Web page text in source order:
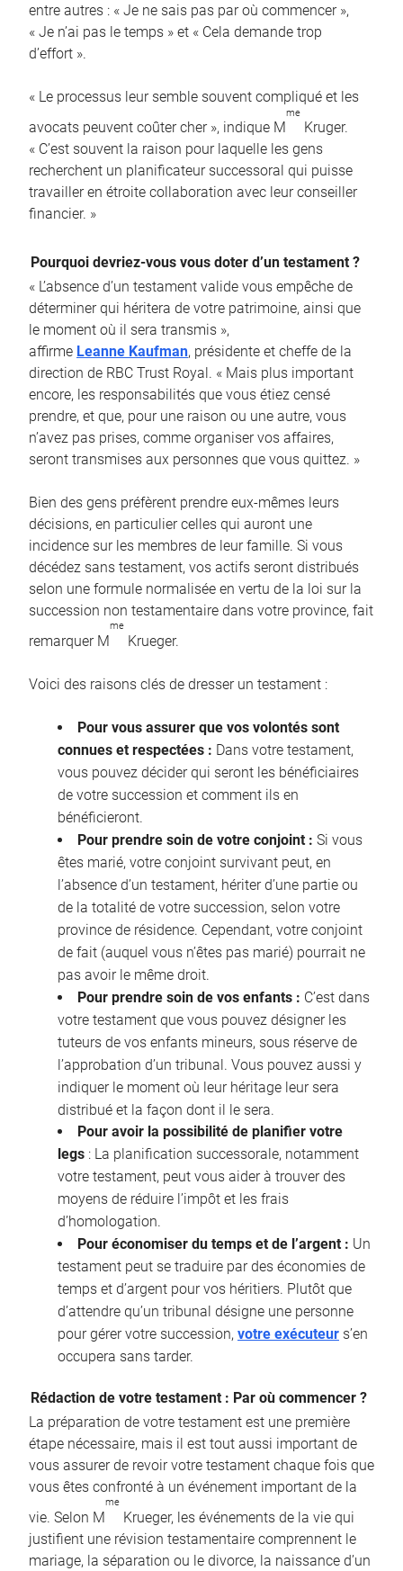
entre autres : « Je ne sais pas par où commencer »,
« Je n’ai pas le temps » et « Cela demande trop
d’effort ».
« Le processus leur semble souvent compliqué et les
avocats peuvent coûter cher », indique M
me
Kruger.
« C’est souvent la raison pour laquelle les gens
recherchent un planificateur successoral qui puisse
travailler en étroite collaboration avec leur conseiller
financier. »
Pourquoi devriez-vous vous doter d’un testament ?
« L’absence d’un testament valide vous empêche de
déterminer qui héritera de votre patrimoine, ainsi que
le moment où il sera transmis »,
affirme Leanne Kaufman, présidente et cheffe de la
direction de RBC Trust Royal. « Mais plus important
encore, les responsabilités que vous étiez censé
prendre, et que, pour une raison ou une autre, vous
n’avez pas prises, comme organiser vos affaires,
seront transmises aux personnes que vous quittez. »
Bien des gens préfèrent prendre eux-mêmes leurs
décisions, en particulier celles qui auront une
incidence sur les membres de leur famille. Si vous
décédez sans testament, vos actifs seront distribués
selon une formule normalisée en vertu de la loi sur la
succession non testamentaire dans votre province, fait
remarquer M
me
Krueger.
Voici des raisons clés de dresser un testament :
Pour vous assurer que vos volontés sont
connues et respectées : Dans votre testament,
vous pouvez décider qui seront les bénéficiaires
de votre succession et comment ils en
bénéficieront.
Pour prendre soin de votre conjoint : Si vous
êtes marié, votre conjoint survivant peut, en
l’absence d’un testament, hériter d’une partie ou
de la totalité de votre succession, selon votre
province de résidence. Cependant, votre conjoint
de fait (auquel vous n’êtes pas marié) pourrait ne
pas avoir le même droit.
Pour prendre soin de vos enfants : C’est dans
votre testament que vous pouvez désigner les
tuteurs de vos enfants mineurs, sous réserve de
l’approbation d’un tribunal. Vous pouvez aussi y
indiquer le moment où leur héritage leur sera
distribué et la façon dont il le sera.
Pour avoir la possibilité de planifier votre
legs : La planification successorale, notamment
votre testament, peut vous aider à trouver des
moyens de réduire l’impôt et les frais
d’homologation.
Pour économiser du temps et de l’argent : Un
testament peut se traduire par des économies de
temps et d’argent pour vos héritiers. Plutôt que
d’attendre qu’un tribunal désigne une personne
pour gérer votre succession, votre exécuteur s’en
occupera sans tarder.
Rédaction de votre testament : Par où commencer ?
La préparation de votre testament est une première
étape nécessaire, mais il est tout aussi important de
vous assurer de revoir votre testament chaque fois que
vous êtes confronté à un événement important de la
vie. Selon M
me
Krueger, les événements de la vie qui
justifient une révision testamentaire comprennent le
mariage, la séparation ou le divorce, la naissance d’un